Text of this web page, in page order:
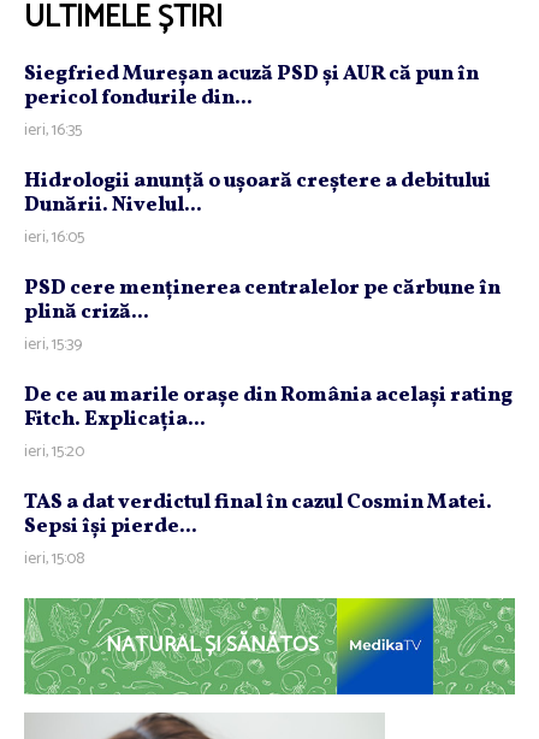
ULTIMELE ȘTIRI
Siegfried Mureşan acuză PSD şi AUR că pun în
pericol fondurile din...
ieri, 16:35
Hidrologii anunţă o uşoară creştere a debitului
Dunării. Nivelul...
ieri, 16:05
PSD cere menţinerea centralelor pe cărbune în
plină criză...
ieri, 15:39
De ce au marile oraşe din România acelaşi rating
Fitch. Explicaţia...
ieri, 15:20
TAS a dat verdictul final în cazul Cosmin Matei.
Sepsi îşi pierde...
ieri, 15:08
NATURAL ȘI SĂNĂTOS